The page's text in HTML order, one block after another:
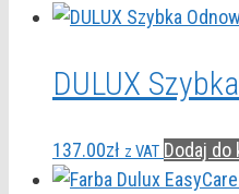
DULUX
137.00zł z VAT Dodaj do